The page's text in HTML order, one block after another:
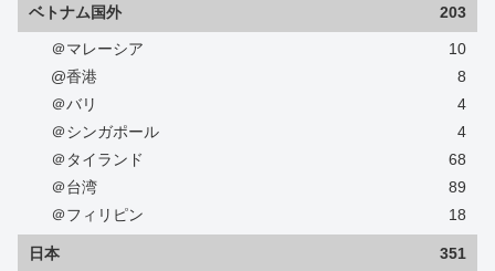
ベトナム国外 203
＠マレーシア
10
@香港
8
＠バリ
4
＠シンガポール
4
＠タイランド
68
＠台湾
89
＠フィリピン
18
日本 351